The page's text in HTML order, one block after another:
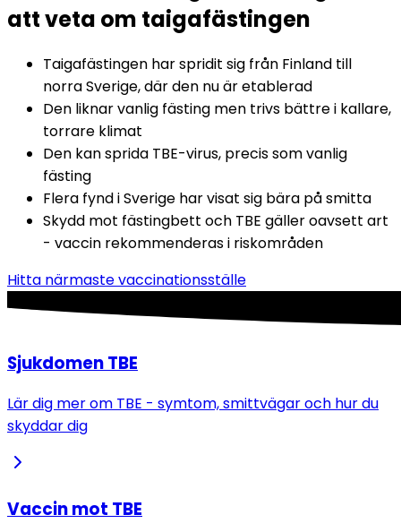
att veta om taigafästingen
Taigafästingen har spridit sig från Finland till
norra Sverige, där den nu är etablerad
Den liknar vanlig fästing men trivs bättre i kallare,
torrare klimat
Den kan sprida TBE-virus, precis som vanlig
fästing
Flera fynd i Sverige har visat sig bära på smitta
Skydd mot fästingbett och TBE gäller oavsett art
- vaccin rekommenderas i riskområden
Hitta närmaste vaccinationsställe
Sjukdomen TBE
Lär dig mer om TBE - symtom, smittvägar och hur du
skyddar dig
Vaccin mot TBE